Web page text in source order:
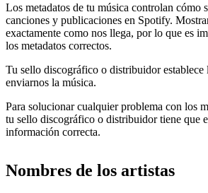
Los metadatos de tu música controlan cómo
canciones y publicaciones en Spotify.
exactamente como nos llega, por lo que es
los metadatos correctos.
Tu sello discográfico o distribuidor establece
enviarnos la música.
Para solucionar cualquier problema con los
tu sello discográfico o distribuidor tiene que
información correcta.
Nombres de los artistas